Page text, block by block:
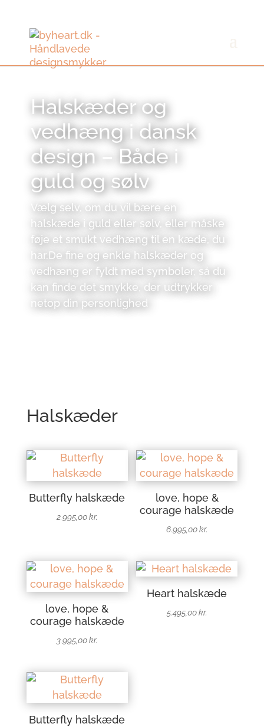
Halskæder og
vedhæng i dansk
design – Både i
guld og sølv
Vælg selv, om du vil bære en
halskæde i guld eller sølv, eller måske
føje et smukt vedhæng til en kæde, du
har.De fine og enkle halskæder og
vedhæng er fyldt med symboler, så du
kan finde det smykke, der udtrykker
netop din personlighed
Halskæder
Butterfly halskæde
2.995,00kr.
love, hope &
courage halskæde
6.995,00kr.
love, hope &
courage halskæde
3.995,00kr.
Heart halskæde
5.495,00kr.
Butterfly halskæde